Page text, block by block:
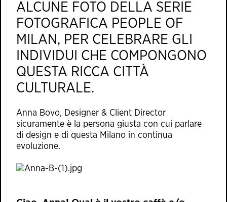
ALCUNE FOTO DELLA SERIE
FOTOGRAFICA PEOPLE OF
MILAN, PER CELEBRARE GLI
INDIVIDUI CHE COMPONGONO
QUESTA RICCA CITTÀ
CULTURALE.
Anna Bovo, Designer & Client Director
sicuramente è la persona giusta con cui parlare
di design e di questa Milano in continua
evoluzione.